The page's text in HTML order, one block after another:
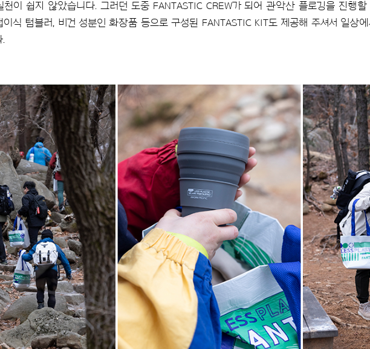
천이 쉽지 않았습니다. 그러던 도중 FANTASTIC CREW가 되어 관악산 플로깅을 진행할
이식 텀블러, 비건 성분인 화장품 등으로 구성된 FANTASTIC KIT도 제공해 주셔서 일상